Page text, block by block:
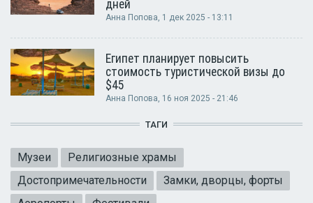
дней
Анна Попова, 1 дек 2025 - 13:11
Египет планирует повысить
стоимость туристической визы до
$45
Анна Попова, 16 ноя 2025 - 21:46
ТАГИ
Музеи
Религиозные храмы
Достопримечательности
Замки, дворцы, форты